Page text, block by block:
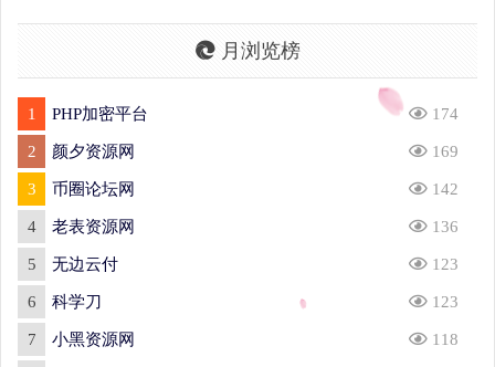
月浏览榜
1 PHP加密平台 174
2 颜夕资源网 169
3 币圈论坛网 142
4 老表资源网 136
5 无边云付 123
6 科学刀 123
7 小黑资源网 118